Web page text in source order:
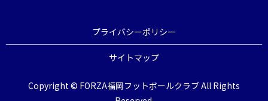
プライバシーポリシー
サイトマップ
Copyright © FORZA福岡フットボールクラブ All Rights